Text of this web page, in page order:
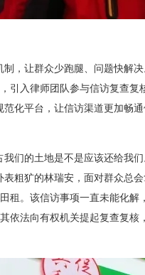
，让群众少跑腿、问题快解
引入律师团队参与信访复查复
化平台，让信访渠道更加畅
们的土地是不是应该还给我
粗犷的林瑞安，面对群众总
租。该信访事项一直未能化
依法向有权机关提起复查复